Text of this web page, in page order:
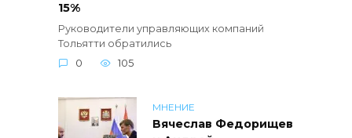
15%
Руководители управляющих компаний
Тольятти обратились
0
105
МНЕНИЕ
Вячеслав Федорищев